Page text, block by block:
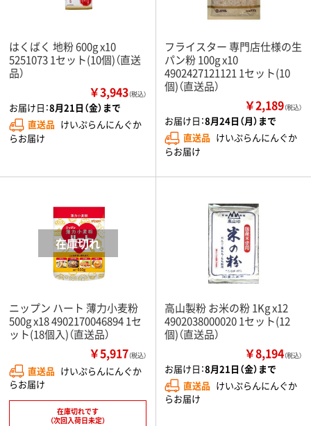
はくばく 地粉 600g x10
5251073 1セット(10個)（直送
品）
￥3,943（税込）
お届け日：8月21日（金）まで
直送品 けいぷらんにんぐか
らお届け
フライスター 専門店仕様の生
パン粉 100g x10
4902427121121 1セット(10
個)（直送品）
￥2,189（税込）
お届け日：8月24日（月）まで
直送品 けいぷらんにんぐか
らお届け
ニップン ハート 薄力小麦粉
500g x18 4902170046894 1セ
ット(18個入)（直送品）
￥5,917（税込）
直送品 けいぷらんにんぐか
らお届け
在庫切れです
（次回入荷日未定）
高山製粉 お米の粉 1Kg x12
4902038000020 1セット(12
個)（直送品）
￥8,194（税込）
お届け日：8月21日（金）まで
直送品 けいぷらんにんぐか
らお届け